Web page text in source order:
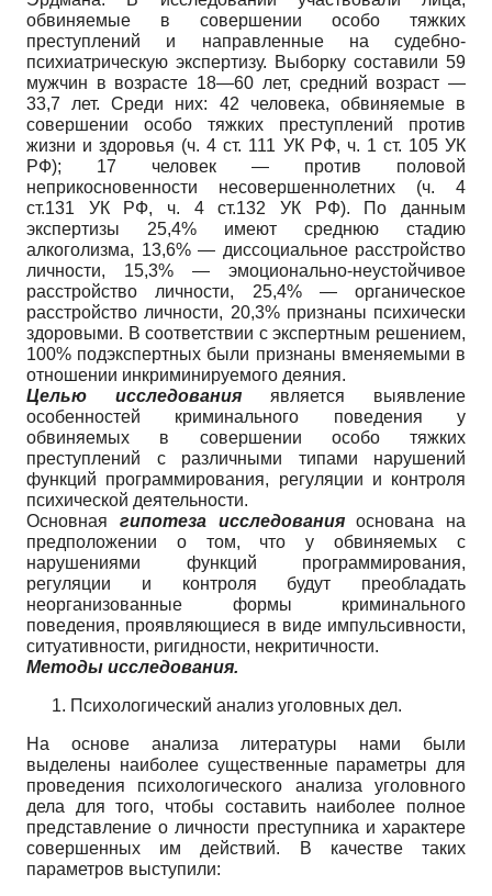
обвиняемые в совершении особо тяжких
преступлений и направленные на судебно-
психиатрическую экспертизу. Выборку составили 59
мужчин в возрасте 18—60 лет, средний возраст —
33,7 лет. Среди них: 42 человека, обвиняемые в
совершении особо тяжких преступлений против
жизни и здоровья (ч. 4 ст. 111 УК РФ, ч. 1 ст. 105 УК
РФ); 17 человек — против половой
неприкосновенности несовершеннолетних (ч. 4
ст.131 УК РФ, ч. 4 ст.132 УК РФ). По данным
экспертизы 25,4% имеют среднюю стадию
алкоголизма, 13,6% — диссоциальное расстройство
личности, 15,3% — эмоционально-неустойчивое
расстройство личности, 25,4% — органическое
расстройство личности, 20,3% признаны психически
здоровыми. В соответствии с экспертным решением,
100% подэкспертных были признаны вменяемыми в
отношении инкриминируемого деяния.
Целью исследования является выявление
особенностей криминального поведения у
обвиняемых в совершении особо тяжких
преступлений с различными типами нарушений
функций программирования, регуляции и контроля
психической деятельности.
Основная гипотеза исследованияоснована на
предположении о том, что у обвиняемых с
нарушениями функций программирования,
регуляции и контроля будут преобладать
неорганизованные формы криминального
поведения, проявляющиеся в виде импульсивности,
ситуативности, ригидности, некритичности.
Методы исследования.
Психологический анализ уголовных дел.
На основе анализа литературы нами были
выделены наиболее существенные параметры для
проведения психологического анализа уголовного
дела для того, чтобы составить наиболее полное
представление о личности преступника и характере
совершенных им действий. В качестве таких
параметров выступили: